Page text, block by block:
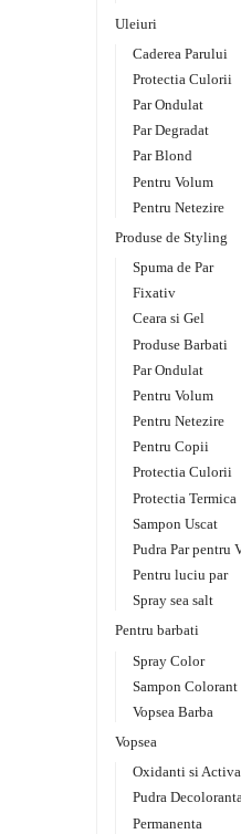
Uleiuri
Caderea Parului
Protectia Culorii
Par Ondulat
Par Degradat
Par Blond
Pentru Volum
Pentru Netezire
Produse de Styling
Spuma de Par
Fixativ
Ceara si Gel
Produse Barbati
Par Ondulat
Pentru Volum
Pentru Netezire
Pentru Copii
Protectia Culorii
Protectia Termica
Sampon Uscat
Pudra Par pentru
Pentru luciu par
Spray sea salt
Pentru barbati
Spray Color
Sampon Colorant
Vopsea Barba
Vopsea
Oxidanti si
Pudra
Permanenta